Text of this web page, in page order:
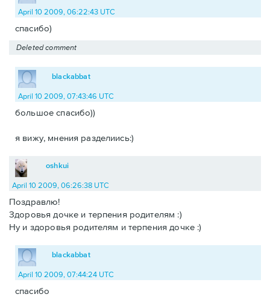
April 10 2009, 06:22:43 UTC
спасибо)
Deleted comment
blackabbat
April 10 2009, 07:43:46 UTC
большое спасибо))
я вижу, мнения разделиись:)
oshkui
April 10 2009, 06:26:38 UTC
Поздравлю!
Здоровья дочке и терпения родителям :)
Ну и здоровья родителям и терпения дочке :)
blackabbat
April 10 2009, 07:44:24 UTC
спасибо